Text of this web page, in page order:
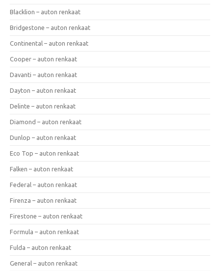
Blacklion – auton renkaat
Bridgestone – auton renkaat
Continental – auton renkaat
Cooper – auton renkaat
Davanti – auton renkaat
Dayton – auton renkaat
Delinte – auton renkaat
Diamond – auton renkaat
Dunlop – auton renkaat
Eco Top – auton renkaat
Falken – auton renkaat
Federal – auton renkaat
Firenza – auton renkaat
Firestone – auton renkaat
Formula – auton renkaat
Fulda – auton renkaat
General – auton renkaat